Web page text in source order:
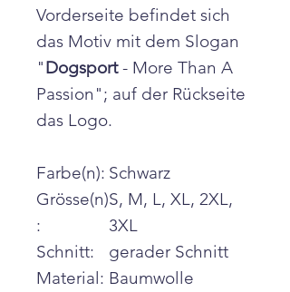
Vorderseite befindet sich
das Motiv mit dem Slogan
"Dogsport- More Than A
Passion"; auf der Rückseite
das Logo.
Farbe(n): Schwarz
Grösse(n)
:
S, M, L, XL, 2XL,
3XL
Schnitt:
gerader Schnitt
Material: Baumwolle